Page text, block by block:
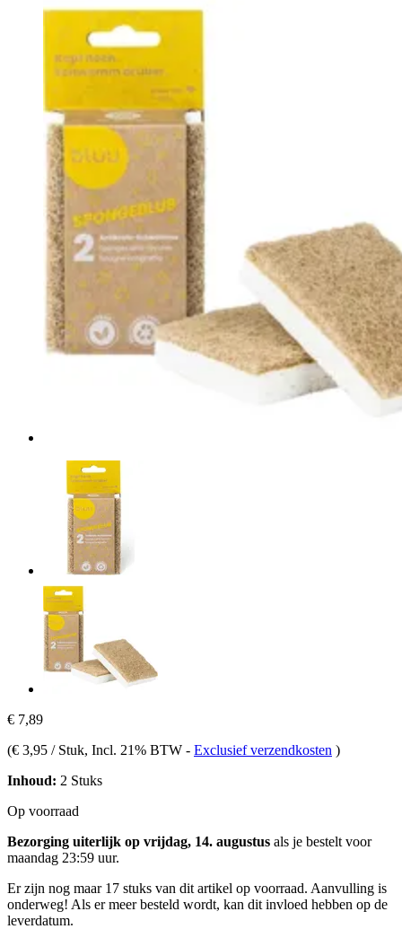
€ 7,89
(€ 3,95 / Stuk, Incl. 21% BTW - Exclusief verzendkosten )
Inhoud: 2 Stuks
Op voorraad
Bezorging uiterlijk op vrijdag, 14. augustus als je bestelt voor
maandag 23:59 uur.
Er zijn nog maar 17 stuks van dit artikel op voorraad. Aanvulling is
onderweg! Als er meer besteld wordt, kan dit invloed hebben op de
leverdatum.